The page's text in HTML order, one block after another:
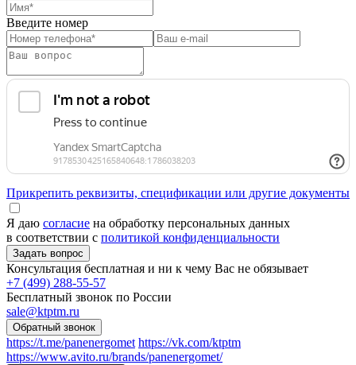
Введите номер
Прикрепить реквизиты, спецификации или другие документы
Я даю согласие на обработку персональных данных
в соответствии с политикой конфиденциальности
Консультация бесплатная и ни к чему Вас не обязывает
+7 (499) 288-55-57
Бесплатный звонок по России
sale@ktptm.ru
https://t.me/panenergomet https://vk.com/ktptm
https://www.avito.ru/brands/panenergomet/